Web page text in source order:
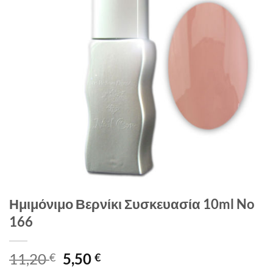
Ημιμόνιμο Βερνίκι Συσκευασία 10ml No
166
11,20€ Original
5,50€Η